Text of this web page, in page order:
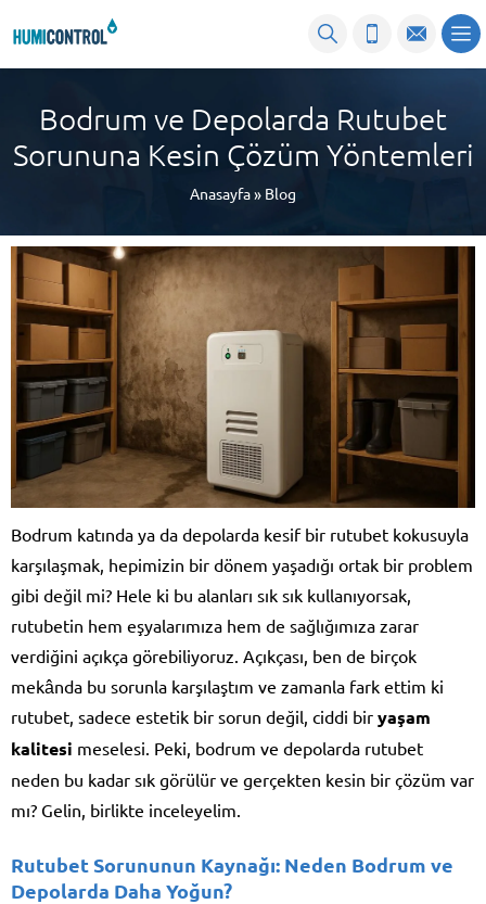
Bodrum ve Depolarda Rutubet
Sorununa Kesin Çözüm Yöntemleri
Anasayfa» Blog
Bodrum katında ya da depolarda kesif bir rutubet kokusuyla
karşılaşmak, hepimizin bir dönem yaşadığı ortak bir problem
gibi değil mi? Hele ki bu alanları sık sık kullanıyorsak,
rutubetin hem eşyalarımıza hem de sağlığımıza zarar
verdiğini açıkça görebiliyoruz. Açıkçası, ben de birçok
mekânda bu sorunla karşılaştım ve zamanla fark ettim ki
rutubet, sadece estetik bir sorun değil, ciddi bir yaşam
kalitesi meselesi. Peki, bodrum ve depolarda rutubet
neden bu kadar sık görülür ve gerçekten kesin bir çözüm var
mı? Gelin, birlikte inceleyelim.
Rutubet Sorununun Kaynağı: Neden Bodrum ve
Depolarda Daha Yoğun?